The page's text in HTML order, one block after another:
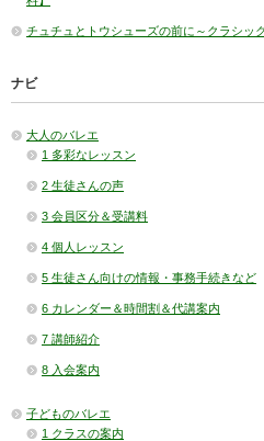
チュチュとトウシューズの前に～クラシッ
ナビ
大人のバレエ
1 多彩なレッスン
2 生徒さんの声
3 会員区分＆受講料
4 個人レッスン
5 生徒さん向けの情報・事務手続きなど
6 カレンダー＆時間割＆代講案内
7 講師紹介
8 入会案内
子どものバレエ
1 クラスの案内